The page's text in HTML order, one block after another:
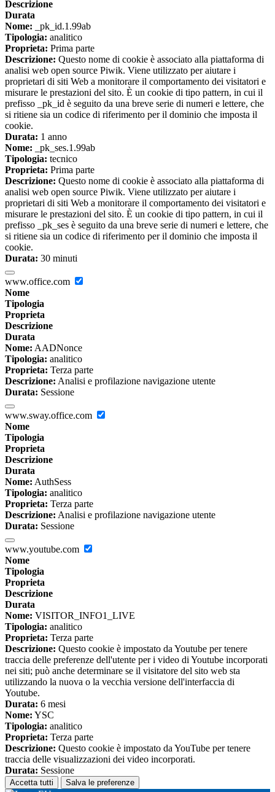
Descrizione
Durata
Nome: _pk_id.1.99ab
Tipologia: analitico
Proprieta: Prima parte
Descrizione: Questo nome di cookie è associato alla piattaforma di
analisi web open source Piwik. Viene utilizzato per aiutare i
proprietari di siti Web a monitorare il comportamento dei visitatori e
misurare le prestazioni del sito. È un cookie di tipo pattern, in cui il
prefisso _pk_id è seguito da una breve serie di numeri e lettere, che
si ritiene sia un codice di riferimento per il dominio che imposta il
cookie.
Durata: 1 anno
Nome: _pk_ses.1.99ab
Tipologia: tecnico
Proprieta: Prima parte
Descrizione: Questo nome di cookie è associato alla piattaforma di
analisi web open source Piwik. Viene utilizzato per aiutare i
proprietari di siti Web a monitorare il comportamento dei visitatori e
misurare le prestazioni del sito. È un cookie di tipo pattern, in cui il
prefisso _pk_ses è seguito da una breve serie di numeri e lettere, che
si ritiene sia un codice di riferimento per il dominio che imposta il
cookie.
Durata: 30 minuti
www.office.com
Nome
Tipologia
Proprieta
Descrizione
Durata
Nome: AADNonce
Tipologia: analitico
Proprieta: Terza parte
Descrizione: Analisi e profilazione navigazione utente
Durata: Sessione
www.sway.office.com
Nome
Tipologia
Proprieta
Descrizione
Durata
Nome: AuthSess
Tipologia: analitico
Proprieta: Terza parte
Descrizione: Analisi e profilazione navigazione utente
Durata: Sessione
www.youtube.com
Nome
Tipologia
Proprieta
Descrizione
Durata
Nome: VISITOR_INFO1_LIVE
Tipologia: analitico
Proprieta: Terza parte
Descrizione: Questo cookie è impostato da Youtube per tenere
traccia delle preferenze dell'utente per i video di Youtube incorporati
nei siti; può anche determinare se il visitatore del sito web sta
utilizzando la nuova o la vecchia versione dell'interfaccia di
Youtube.
Durata: 6 mesi
Nome: YSC
Tipologia: analitico
Proprieta: Terza parte
Descrizione: Questo cookie è impostato da YouTube per tenere
traccia delle visualizzazioni dei video incorporati.
Durata: Sessione
Accetta tutti Salva le preferenze